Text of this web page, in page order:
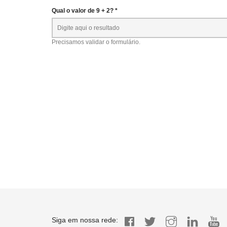
Qual o valor de 9 + 2? *
Precisamos validar o formulário.
Siga em nossa rede: